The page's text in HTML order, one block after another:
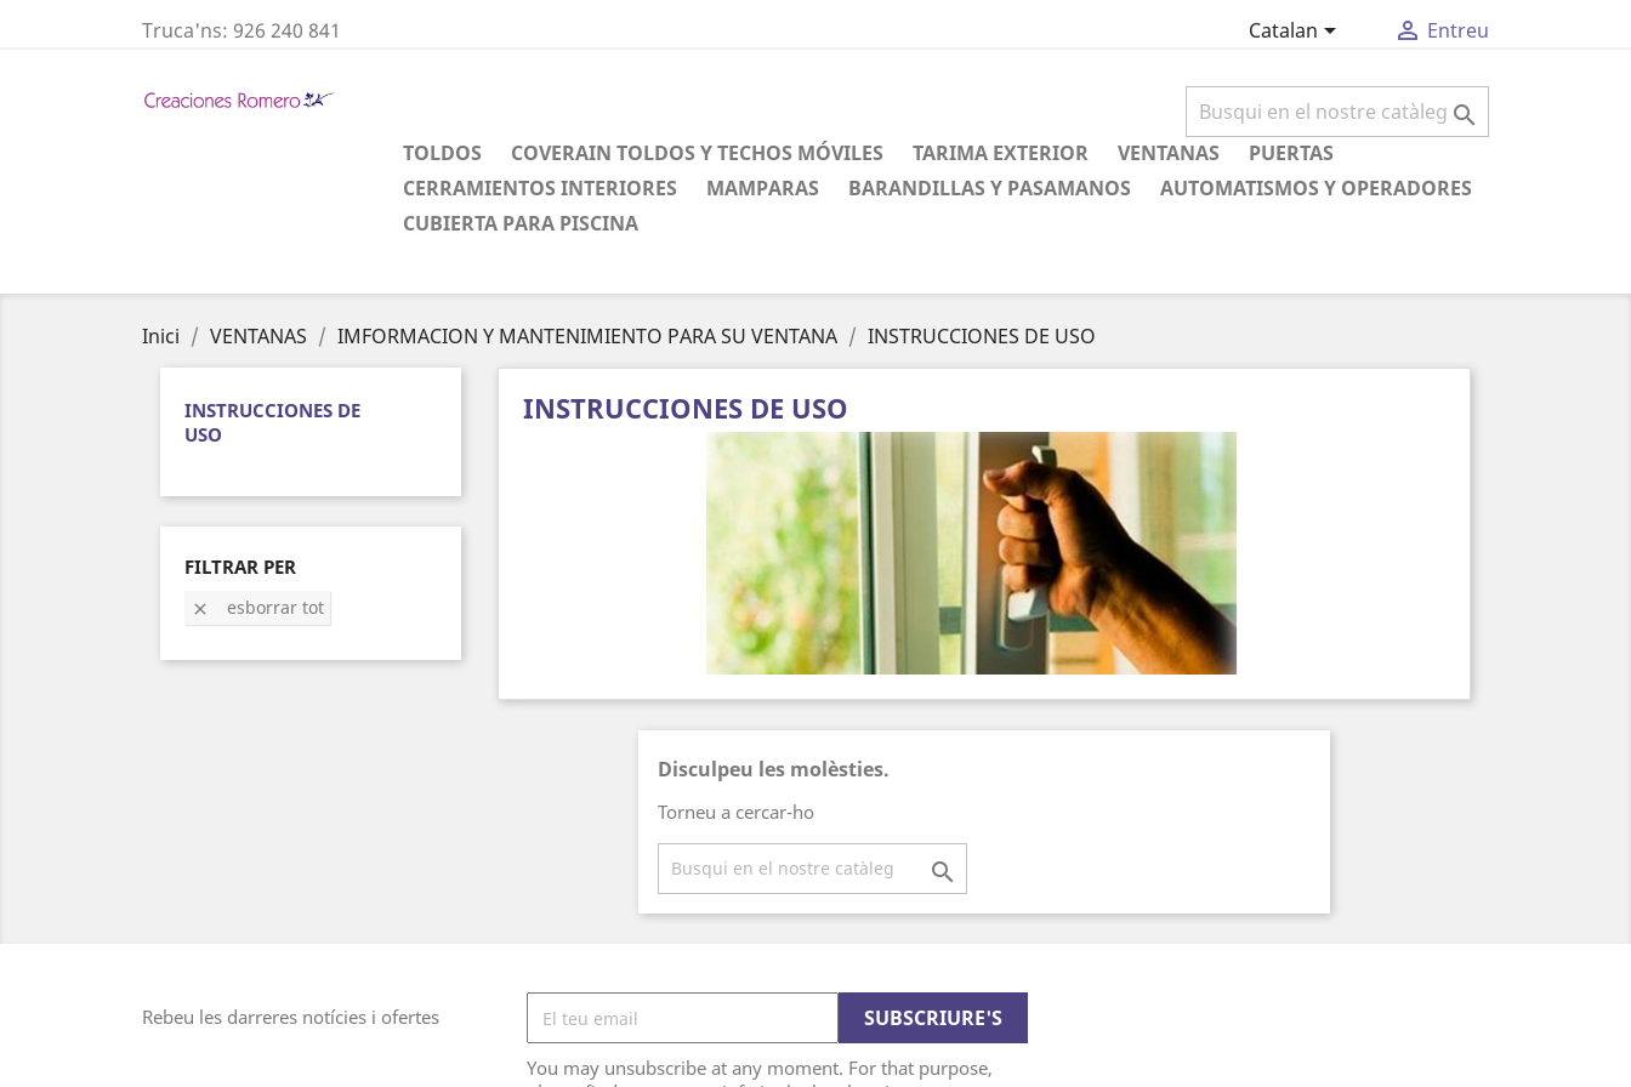
Truca'ns: 926 240 841 Catalan  Entreu

TOLDOS COVERAIN TOLDOS Y TECHOS MÓVILES TARIMA EXTERIOR VENTANAS
PUERTAS
CERRAMIENTOS INTERIORES
MAMPARAS BARANDILLAS Y PASAMANOS
AUTOMATISMOS Y OPERADORES
CUBIERTA PARA PISCINA
Inici VENTANAS IMFORMACION Y MANTENIMIENTO PARA SU VENTANA INSTRUCCIONES DE USO
INSTRUCCIONES DE
USO
FILTRAR PER
 esborrar tot
INSTRUCCIONES DE USO
Disculpeu les molèsties.
Torneu a cercar-ho

Rebeu les darreres notícies i ofertes
You may unsubscribe at any moment. For that purpose,